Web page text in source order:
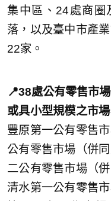
集中區、24處商圈
落，以及臺中市產
22家。
📍38處公有零售市
或具小型規模之市場
豐原第一公有零售
公有零售市場（併
二公有零售市場（
清水第一公有零售